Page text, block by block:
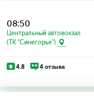
08:50
Центральный автовокзал
(ТК "Синегорье")
4.8 4 отзыва